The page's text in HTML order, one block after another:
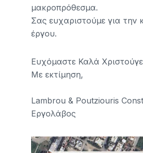
μακροπρόθεσμα.
Σας ευχαριστούμε για την
έργου.
Ευχόμαστε Καλά
Με εκτίμηση,
Lambrou & Poutziouris
Εργολάβος